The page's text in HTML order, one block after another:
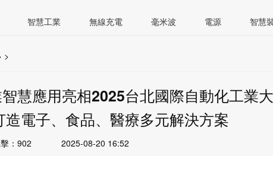
嵌入技術
智慧型視覺
控技術
智慧工業 無線充電 毫米波 電源 智慧
>
慧應用亮相2025台北國際自動化工
電子、食品、醫療多元解決方案
： 902 2025-08-20 16:52